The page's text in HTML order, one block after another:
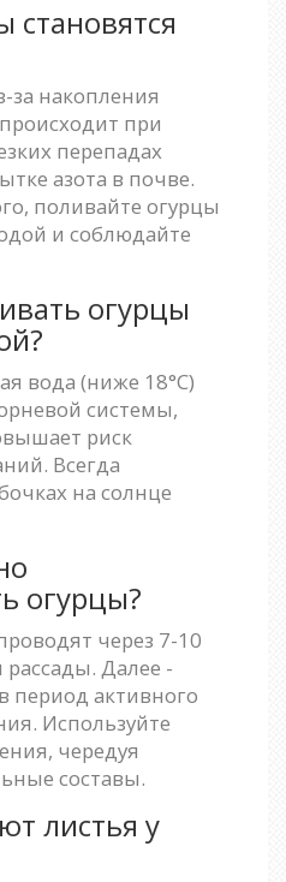
становятся
за накопления
при
перепадах
азота в почве.
поливайте огурцы
и соблюдайте
огурцы
вода (ниже 18°C)
системы,
риск
Всегда
на солнце
огурцы?
через 7-10
Далее -
период активного
Используйте
чередуя
составы.
листья у